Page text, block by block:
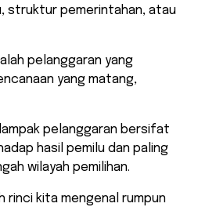
struktur pemerintahan, atau
pelanggaran yang
yang matang,
pelanggaran bersifat
hasil pemilu dan paling
wilayah pemilihan.
rinci kita mengenal rumpun